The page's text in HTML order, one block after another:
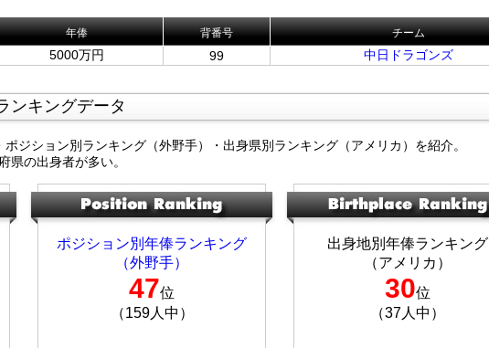
年俸 背番号 チーム
5000万円 99 中日ドラゴンズ
ンキングデータ
ジション別ランキング（外野手）・出身県別ランキング（アメリカ）を紹介。
県の出身者が多い。
ポジション別年俸ランキング
（外野手）
47位
（159人中）
出身地別年俸ランキング
（アメリカ）
30位
（37人中）